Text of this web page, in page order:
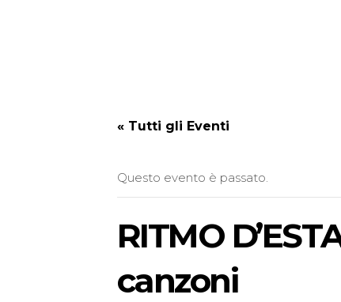
« Tutti gli Eventi
Questo evento è passato.
RITMO
canzoni